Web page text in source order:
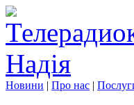
Новини | Про нас |